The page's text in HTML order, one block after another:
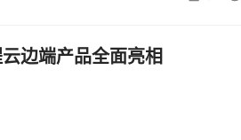
边端产品全面亮相